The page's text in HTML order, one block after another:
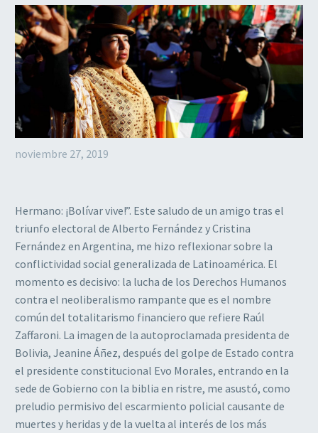
noviembre 27, 2019
Hermano: ¡Bolívar vive!”. Este saludo de un amigo tras el
triunfo electoral de Alberto Fernández y Cristina
Fernández en Argentina, me hizo reflexionar sobre la
conflictividad social generalizada de Latinoamérica. El
momento es decisivo: la lucha de los Derechos Humanos
contra el neoliberalismo rampante que es el nombre
común del totalitarismo financiero que refiere Raúl
Zaffaroni. La imagen de la autoproclamada presidenta de
Bolivia, Jeanine Áñez, después del golpe de Estado contra
el presidente constitucional Evo Morales, entrando en la
sede de Gobierno con la biblia en ristre, me asustó, como
preludio permisivo del escarmiento policial causante de
muertes y heridas y de la vuelta al interés de los más